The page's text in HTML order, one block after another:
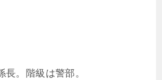
。階級は警部。